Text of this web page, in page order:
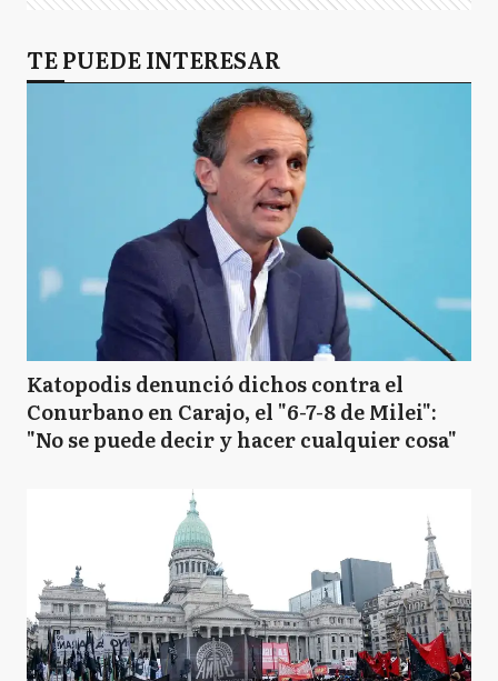
TE PUEDE INTERESAR
Katopodis denunció dichos contra el
Conurbano en Carajo, el "6-7-8 de Milei":
"No se puede decir y hacer cualquier cosa"